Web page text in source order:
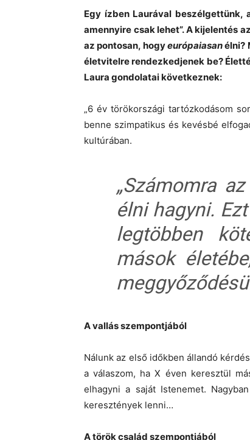
Egy ízben Laurával beszélgettünk,
amennyire csak lehet”. A kijelentés
az pontosan, hogyeurópaiasanélni?
életvitelre rendezkedjenek be?
Laura gondolatai következnek:
„6 év törökországi tartózkodásom
benne szimpatikus és kevésbé
kultúrában.
„Számomra
élni hagyni.
legtöbben
mások
A vallás szempontjából
Nálunk az első időkben állandó
a válaszom, ha X éven keresztül
elhagyni a saját Istenemet.
keresztények lenni…
A török család szempontjából